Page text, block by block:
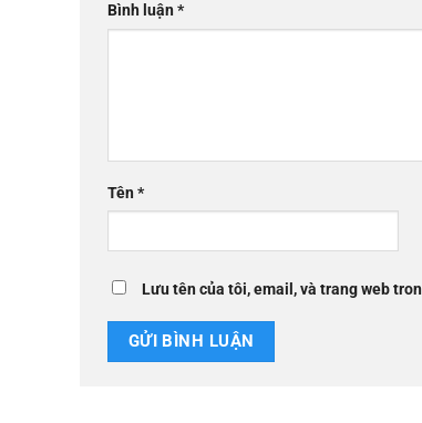
Bình luận*
Tên*
Lưu tên của tôi, email, và trang web